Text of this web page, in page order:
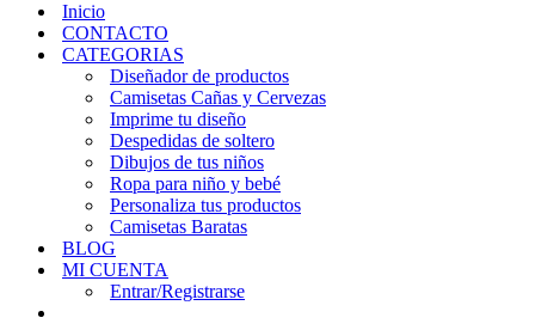
navegación
Inicio
CONTACTO
CATEGORIAS
Diseñador de productos
Camisetas Cañas y Cervezas
Imprime tu diseño
Despedidas de soltero
Dibujos de tus niños
Ropa para niño y bebé
Personaliza tus productos
Camisetas Baratas
BLOG
MI CUENTA
Entrar/Registrarse